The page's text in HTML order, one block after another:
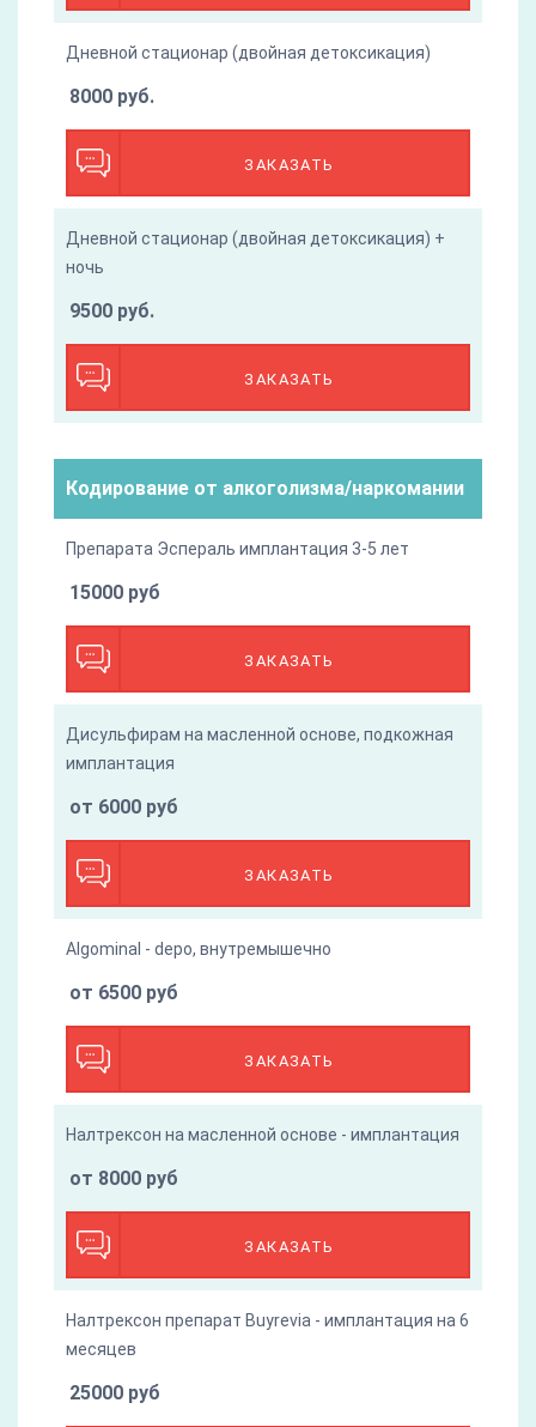
Дневной стационар (двойная детоксикация)
ЗАКАЗАТЬ
8000 руб.
Дневной стационар (двойная детоксикация) +
ночь
ЗАКАЗАТЬ
9500 руб.
Кодирование от алкоголизма/наркомании
Препарата Эспераль имплантация 3-5 лет
ЗАКАЗАТЬ
15000 руб
Дисульфирам на масленной основе, подкожная
имплантация
ЗАКАЗАТЬ
от 6000 руб
Algominal - depo, внутремышечно
ЗАКАЗАТЬ
от 6500 руб
Налтрексон на масленной основе - имплантация
ЗАКАЗАТЬ
от 8000 руб
Налтрексон препарат Buyrevia - имплантация на 6
месяцев
25000 руб